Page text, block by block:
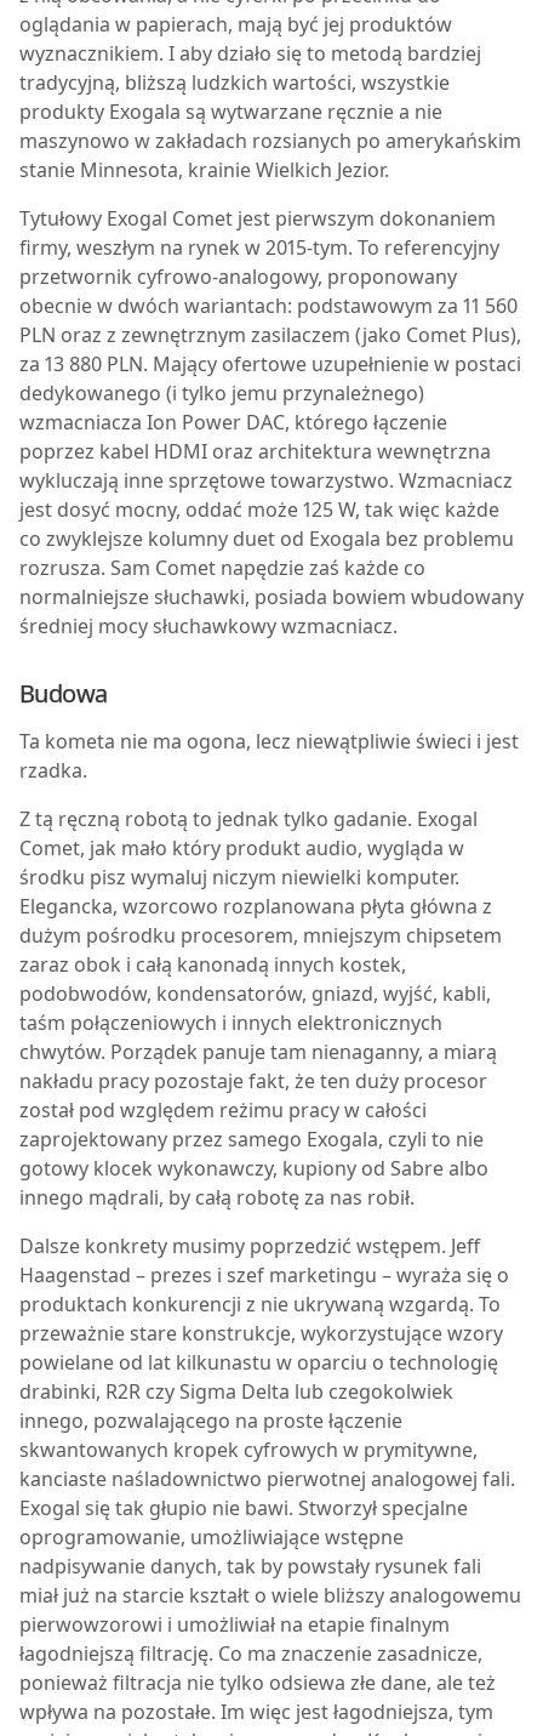
oglądania w papierach, mają być jej produktów
wyznacznikiem. I aby działo się to metodą bardziej
tradycyjną, bliższą ludzkich wartości, wszystkie
produkty Exogala są wytwarzane ręcznie a nie
maszynowo w zakładach rozsianych po amerykańskim
stanie Minnesota, krainie Wielkich Jezior.
Tytułowy Exogal Comet jest pierwszym dokonaniem
firmy, weszłym na rynek w 2015-tym. To referencyjny
przetwornik cyfrowo-analogowy, proponowany
obecnie w dwóch wariantach: podstawowym za 11 560
PLN oraz z zewnętrznym zasilaczem (jako Comet Plus),
za 13 880 PLN. Mający ofertowe uzupełnienie w postaci
dedykowanego (i tylko jemu przynależnego)
wzmacniacza Ion Power DAC, którego łączenie
poprzez kabel HDMI oraz architektura wewnętrzna
wykluczają inne sprzętowe towarzystwo. Wzmacniacz
jest dosyć mocny, oddać może 125 W, tak więc każde
co zwyklejsze kolumny duet od Exogala bez problemu
rozrusza. Sam Comet napędzie zaś każde co
normalniejsze słuchawki, posiada bowiem wbudowany
średniej mocy słuchawkowy wzmacniacz.
Budowa
Ta kometa nie ma ogona, lecz niewątpliwie świeci i jest
rzadka.
Z tą ręczną robotą to jednak tylko gadanie. Exogal
Comet, jak mało który produkt audio, wygląda w
środku pisz wymaluj niczym niewielki komputer.
Elegancka, wzorcowo rozplanowana płyta główna z
dużym pośrodku procesorem, mniejszym chipsetem
zaraz obok i całą kanonadą innych kostek,
podobwodów, kondensatorów, gniazd, wyjść, kabli,
taśm połączeniowych i innych elektronicznych
chwytów. Porządek panuje tam nienaganny, a miarą
nakładu pracy pozostaje fakt, że ten duży procesor
został pod względem reżimu pracy w całości
zaprojektowany przez samego Exogala, czyli to nie
gotowy klocek wykonawczy, kupiony od Sabre albo
innego mądrali, by całą robotę za nas robił.
Dalsze konkrety musimy poprzedzić wstępem. Jeff
Haagenstad – prezes i szef marketingu – wyraża się o
produktach konkurencji z nie ukrywaną wzgardą. To
przeważnie stare konstrukcje, wykorzystujące wzory
powielane od lat kilkunastu w oparciu o technologię
drabinki, R2R czy Sigma Delta lub czegokolwiek
innego, pozwalającego na proste łączenie
skwantowanych kropek cyfrowych w prymitywne,
kanciaste naśladownictwo pierwotnej analogowej fali.
Exogal się tak głupio nie bawi. Stworzył specjalne
oprogramowanie, umożliwiające wstępne
nadpisywanie danych, tak by powstały rysunek fali
miał już na starcie kształt o wiele bliższy analogowemu
pierwowzorowi i umożliwiał na etapie finalnym
łagodniejszą filtrację. Co ma znaczenie zasadnicze,
ponieważ filtracja nie tylko odsiewa złe dane, ale też
wpływa na pozostałe. Im więc jest łagodniejsza, tym